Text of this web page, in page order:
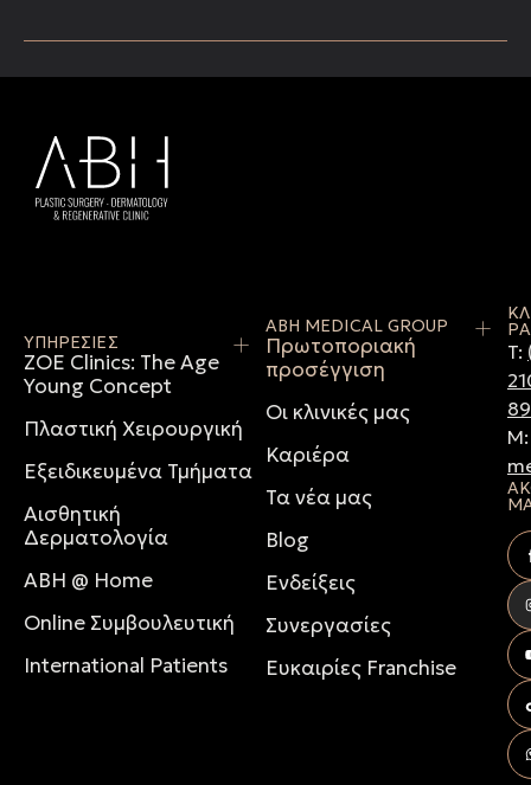
ΥΠΗΡΕΣΙΕΣ
ZOE Clinics: The Age
Young Concept
Πλαστική Χειρουργική
Εξειδικευμένα Τμήματα
Αισθητική
Δερματολογία
ABH @ Home
Online Συμβουλευτική
International Patients
ABH MEDICAL GROUP
Πρωτοποριακή
προσέγγιση
Οι κλινικές μας
Καριέρα
Τα νέα μας
Blog
Ενδείξεις
Συνεργασίες
Ευκαιρίες Franchise
T: